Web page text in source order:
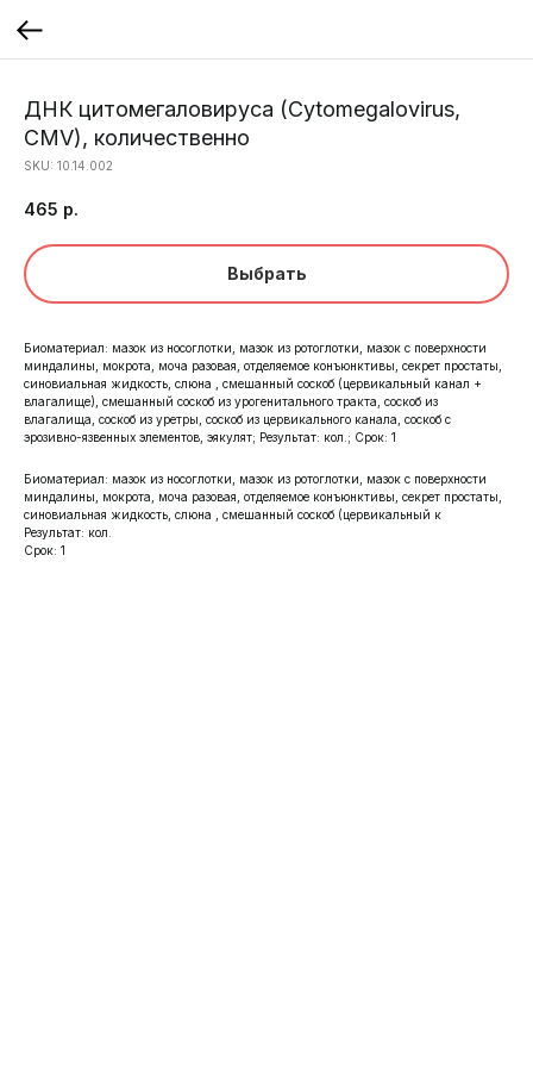
ДНК цитомегаловируса (Cytomegalovirus,
CMV), количественно
SKU: 10.14.002
465 р.
Выбрать
Биоматериал: мазок из носоглотки, мазок из ротоглотки, мазок с поверхности
миндалины, мокрота, моча разовая, отделяемое конъюнктивы, секрет простаты,
синовиальная жидкость, слюна , смешанный соскоб (цервикальный канал +
влагалище), смешанный соскоб из урогенитального тракта, соскоб из
влагалища, соскоб из уретры, соскоб из цервикального канала, соскоб с
эрозивно-язвенных элементов, эякулят; Результат: кол.; Срок: 1
Биоматериал: мазок из носоглотки, мазок из ротоглотки, мазок с поверхности
миндалины, мокрота, моча разовая, отделяемое конъюнктивы, секрет простаты,
синовиальная жидкость, слюна , смешанный соскоб (цервикальный к
Результат: кол.
Срок: 1